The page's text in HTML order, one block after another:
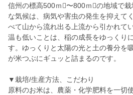
信州の標高500ｍ〜800ｍの地域で
な気候は、病気や害虫の発生を抑えて
べて山から流れ出る上流から引かれて
温も低いことは、稲の成長をゆっくり
す。ゆっくりと太陽の光と土の養分を
が米つぶにギュッと詰まるのです。
▼栽培/生産方法、こだわり
原料のお米は、農薬・化学肥料を一切